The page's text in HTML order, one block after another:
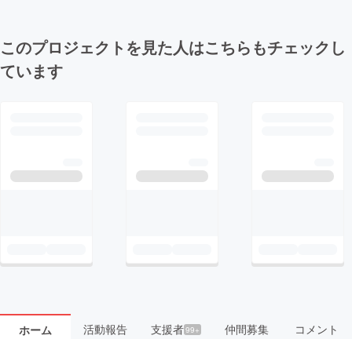
このプロジェクトを見た人はこちらもチェックし
ています
ホーム 活動報告 支援者99+ 仲間募集 コメント